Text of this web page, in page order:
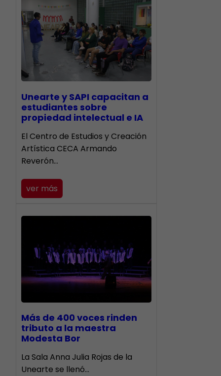
Unearte y SAPI capacitan a
estudiantes sobre
propiedad intelectual e IA
El Centro de Estudios y Creación
Artística CECA Armando
Reverón…
ver más
Más de 400 voces rinden
tributo a la maestra
Modesta Bor
​La Sala Anna Julia Rojas de la
Unearte se llenó…